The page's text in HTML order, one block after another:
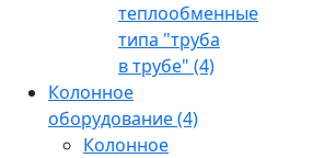
теплообменные
типа "труба
в трубе" (4)
Колонное
оборудование(4)
Колонное